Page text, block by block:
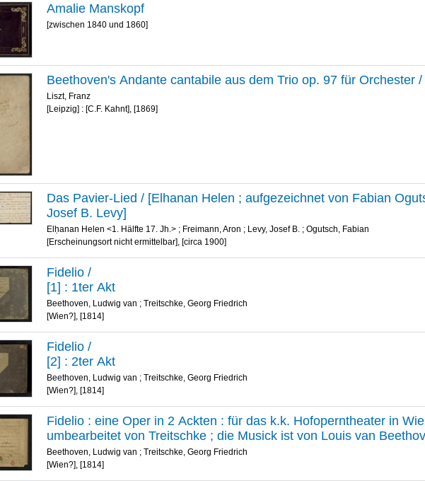
Amalie Manskopf
[zwischen 1840 und 1860]
Beethoven's Andante cantabile aus dem Trio op. 97 für Orchester
Liszt, Franz
[Leipzig] : [C.F. Kahnt], [1869]
Das Pavier-Lied / [Elhanan Helen ; aufgezeichnet von Fabian
Josef B. Levy]
Elḥanan Helen <1. Hälfte 17. Jh.> ; Freimann, Aron ; Levy, Josef B. ; Ogutsch, Fabian
[Erscheinungsort nicht ermittelbar], [circa 1900]
Fidelio /
[1] : 1ter Akt
Beethoven, Ludwig van ; Treitschke, Georg Friedrich
[Wien?], [1814]
Fidelio /
[2] : 2ter Akt
Beethoven, Ludwig van ; Treitschke, Georg Friedrich
[Wien?], [1814]
Fidelio : eine Oper in 2 Ackten : für das k.k. Hofoperntheater in
umbearbeitet von Treitschke ; die Musick ist von Louis van
Beethoven, Ludwig van ; Treitschke, Georg Friedrich
[Wien?], [1814]